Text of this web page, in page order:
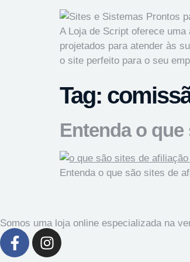
A Loja de Script oferece
projetados para atender às
o site perfeito para o seu
Tag:
Entenda o
Entenda o que são sites de
Somos uma loja online especializada na